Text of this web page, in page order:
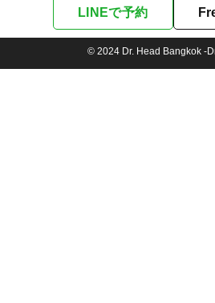
LINEで予約
© 2024 Dr. Head Bangkok -